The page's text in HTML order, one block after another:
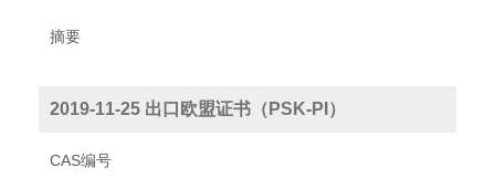
摘要
2019-11-25 出口欧盟证书（PSK-PI）
CAS编号